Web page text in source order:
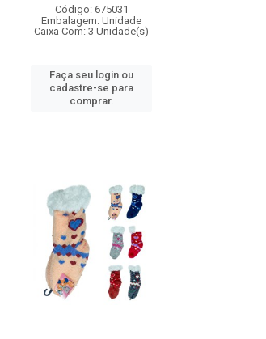
Código: 675031
Embalagem: Unidade
Caixa Com: 3 Unidade(s)
Faça seu login ou
cadastre-se para
comprar.